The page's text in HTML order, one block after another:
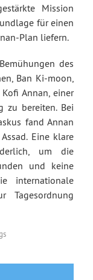
Mission
für einen
Plan liefern.
des
Ban Ki-moon,
Annan, einer
zu bereiten. Bei
fand Annan
Eine klare
um die
und keine
internationale
Tagesordnung